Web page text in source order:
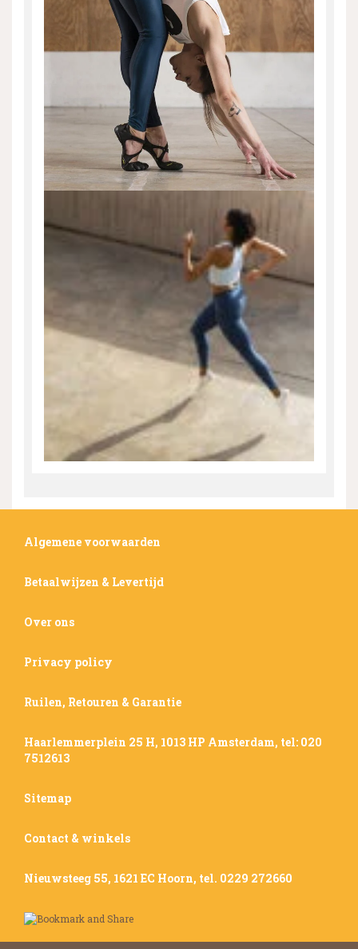
Algemene voorwaarden
Betaalwijzen & Levertijd
Over ons
Privacy policy
Ruilen, Retouren & Garantie
Haarlemmerplein 25 H, 1013 HP Amsterdam, tel: 020
7512613
Sitemap
Contact & winkels
Nieuwsteeg 55, 1621 EC Hoorn, tel. 0229 272660